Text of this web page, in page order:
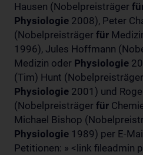
Hausen (Nobelpreisträger
Physiologie 2008), Peter
(Nobelpreisträger für
1996), Jules Hoffmann
Medizin oder Physiologie
(Tim) Hunt (Nobelpreisträger
Physiologie 2001) und
(Nobelpreisträger für
Michael Bishop
Physiologie 1989) per E-
Petitionen: » <link fileadmin